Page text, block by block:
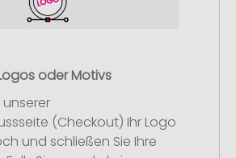
oder Motivs
(Checkout) Ihr Logo
und schließen Sie Ihre